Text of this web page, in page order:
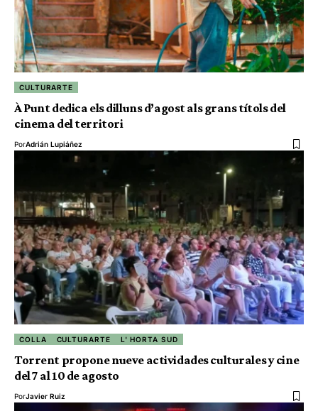
CULTURARTE
À Punt dedica els dilluns d’agost als grans títols del
cinema del territori
PorAdrián Lupiáñez
COLLA CULTURARTE L' HORTA SUD
Torrent propone nueve actividades culturales y cine
del 7 al 10 de agosto
PorJavier Ruiz